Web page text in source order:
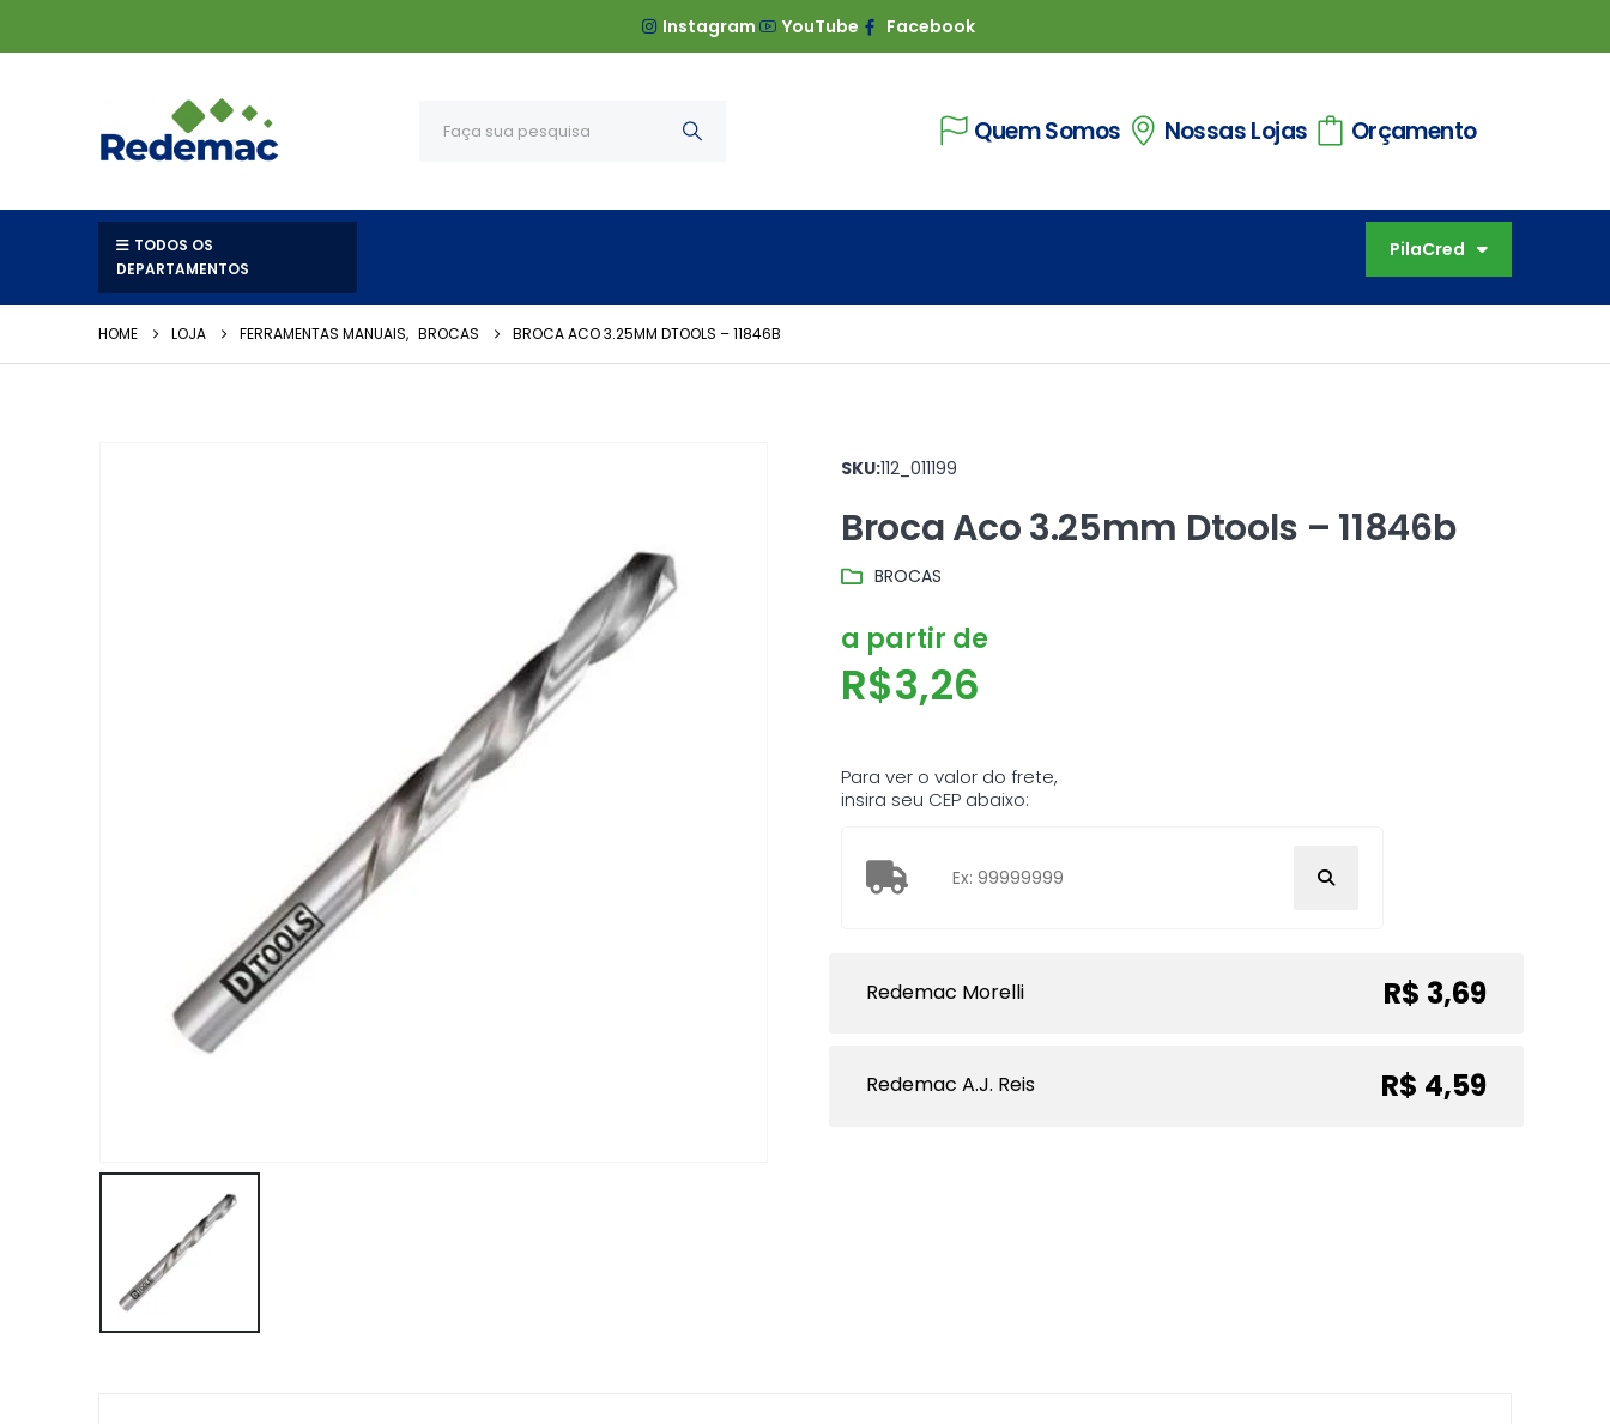
Instagram YouTube Facebook
Quem Somos Nossas Lojas Orçamento
TODOS OS
DEPARTAMENTOS
PilaCred
HOME LOJA FERRAMENTAS MANUAIS, BROCAS BROCA ACO 3.25MM DTOOLS – 11846B
SKU:112_011199
Broca Aco 3.25mm Dtools – 11846b
BROCAS
a partir de
R$3,26
Para ver o valor do frete,
insira seu CEP abaixo:
Redemac Morelli R$ 3,69
Redemac A.J. Reis R$ 4,59